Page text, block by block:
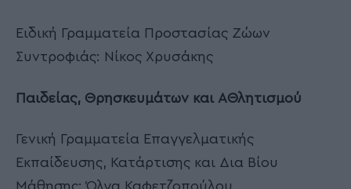
Ειδική Γραμματεία Προστασίας Ζώων
Συντροφιάς: Νίκος Χρυσάκης
Παιδείας, Θρησκευμάτων και ΑΘλητισμού
Γενική Γραμματεία Επαγγελματικής
Εκπαίδευσης, Κατάρτισης και Δια Βίου
Μάθησης: Όλγα Καφετζοπούλου